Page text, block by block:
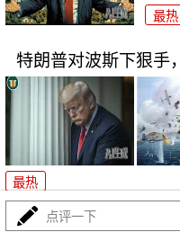
最热
特朗普对波斯下狠手
最热
055要迎来最强对手
点评一下